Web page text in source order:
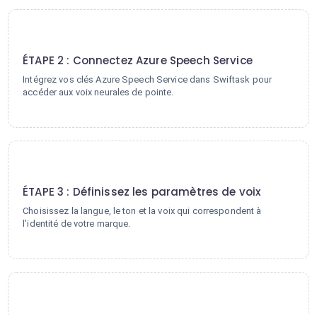
ÉTAPE 2 : Connectez Azure Speech Service
Intégrez vos clés Azure Speech Service dans Swiftask pour
accéder aux voix neurales de pointe.
ÉTAPE 3 : Définissez les paramètres de voix
Choisissez la langue, le ton et la voix qui correspondent à
l'identité de votre marque.